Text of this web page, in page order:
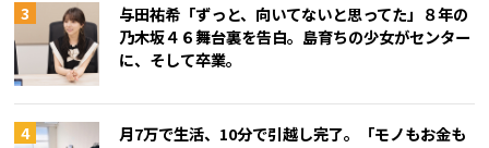
与田祐希「ずっと、向いてないと思ってた」８年の
乃木坂４６舞台裏を告白。島育ちの少女がセンター
に、そして卒業。
月7万で生活、10分で引越し完了。「モノもお金も